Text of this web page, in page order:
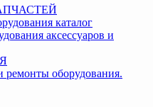
каталог
аксессуаров и
ремонты оборудования.